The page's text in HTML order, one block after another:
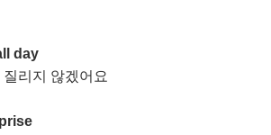
day
리지 않겠어요